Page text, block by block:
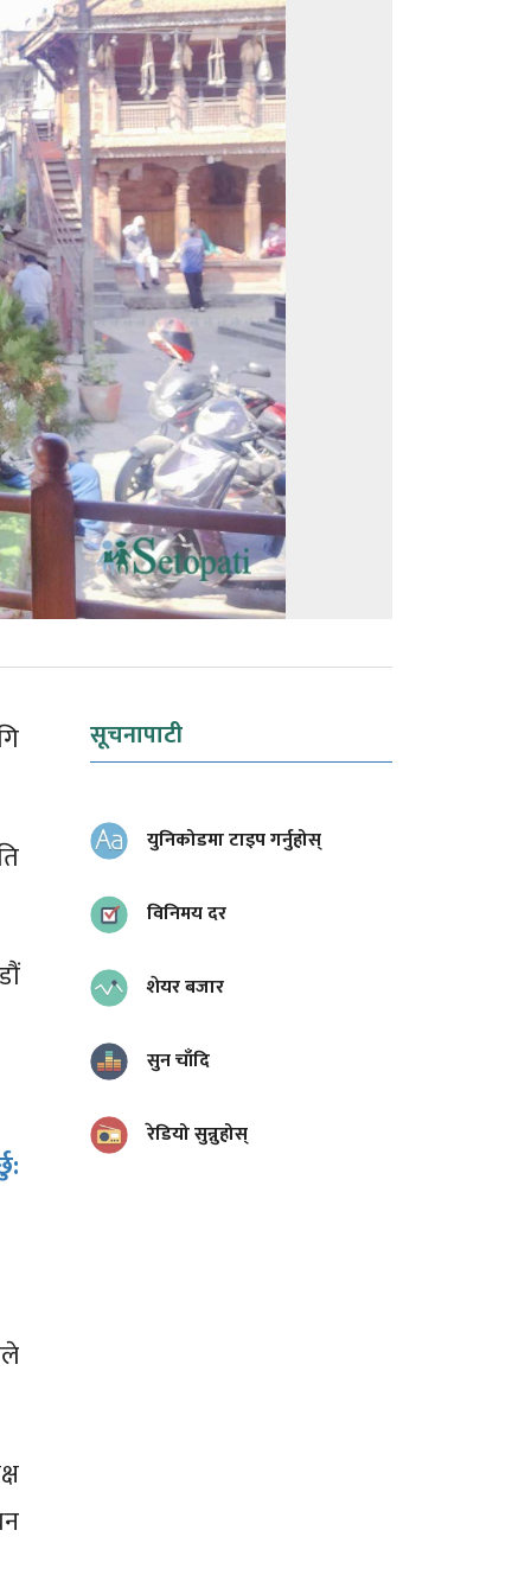
सूचनापाटी
युनिकोडमा टाइप गर्नुहोस्
विनिमय दर
शेयर बजार
सुन चाँदि
रेडियो सुन्नुहोस्